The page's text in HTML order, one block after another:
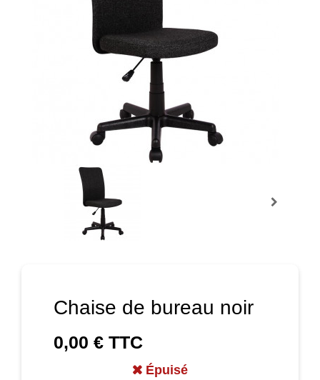
Chaise de bureau noir
0,00 € TTC
Épuisé